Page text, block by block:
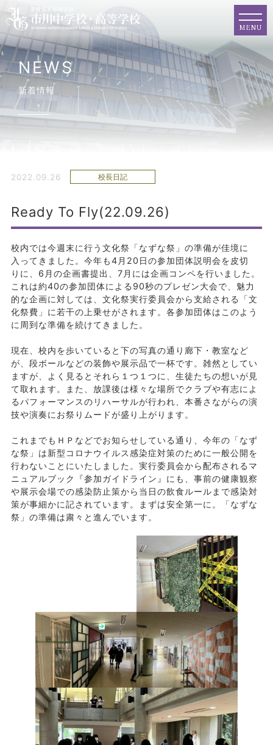
MENU
NEWS
新着情報
2022.09.26 校長日記
Ready To Fly(22.09.26)
校内では今週末に行う文化祭「なずな祭」の準備が佳境に
入ってきました。今年も4月20日の参加団体説明会を皮切
りに、6月の企画書提出、7月には企画コンペを行いました。
これは約40の参加団体による90秒のプレゼン大会で、魅力
的な企画に対しては、文化祭実行委員会から支給される「文
化祭費」に若干の上乗せがされます。各参加団体はこのよう
に周到な準備を続けてきました。
現在、校内を歩いていると下の写真の通り廊下・教室など
が、段ボールなどの装飾や展示品で一杯です。雑然としてい
ますが、よく見るとそれら１つ１つに、生徒たちの想いが見
て取れます。また、放課後は様々な場所でクラブや有志によ
るパフォーマンスのリハーサルが行われ、本番さながらの演
技や演奏にお祭りムードが盛り上がります。
これまでもＨＰなどでお知らせしている通り、今年の「なず
な祭」は新型コロナウイルス感染症対策のために一般公開を
行わないことにいたしました。実行委員会から配布されるマ
ニュアルブック『参加ガイドライン』にも、事前の健康観察
や展示会場での感染防止策から当日の飲食ルールまで感染対
策が事細かに記されています。まずは安全第一に。「なずな
祭」の準備は粛々と進んでいます。